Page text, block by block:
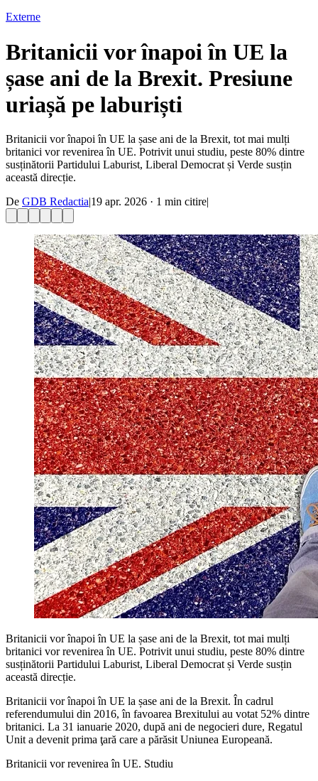
Externe
Britanicii vor înapoi în UE la
șase ani de la Brexit. Presiune
uriașă pe laburiști
Britanicii vor înapoi în UE la șase ani de la Brexit, tot mai mulți
britanici vor revenirea în UE. Potrivit unui studiu, peste 80% dintre
susținătorii Partidului Laburist, Liberal Democrat și Verde susțin
această direcție.
De GDB Redactia|19 apr. 2026 · 1 min citire|
Britanicii vor înapoi în UE la șase ani de la Brexit, tot mai mulți
britanici vor revenirea în UE. Potrivit unui studiu, peste 80% dintre
susținătorii Partidului Laburist, Liberal Democrat și Verde susțin
această direcție.
Britanicii vor înapoi în UE la șase ani de la Brexit. În cadrul
referendumului din 2016, în favoarea Brexitului au votat 52% dintre
britanici. La 31 ianuarie 2020, după ani de negocieri dure, Regatul
Unit a devenit prima ţară care a părăsit Uniunea Europeană.
Britanicii vor revenirea în UE. Studiu